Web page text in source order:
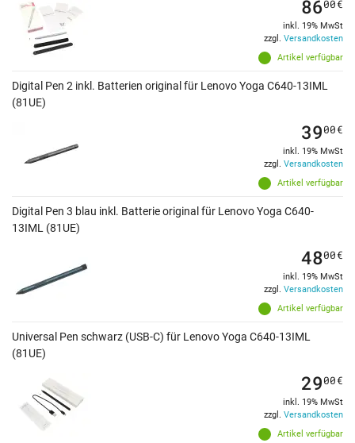
Artikel verfügbar
8600€
inkl. 19% MwSt
zzgl. Versandkosten
Digital Pen 2 inkl. Batterien original für Lenovo Yoga C640-13IML
(81UE)
Artikel verfügbar
3900€
inkl. 19% MwSt
zzgl. Versandkosten
Digital Pen 3 blau inkl. Batterie original für Lenovo Yoga C640-
13IML (81UE)
Artikel verfügbar
4800€
inkl. 19% MwSt
zzgl. Versandkosten
Universal Pen schwarz (USB-C) für Lenovo Yoga C640-13IML
(81UE)
Artikel verfügbar
2900€
inkl. 19% MwSt
zzgl. Versandkosten